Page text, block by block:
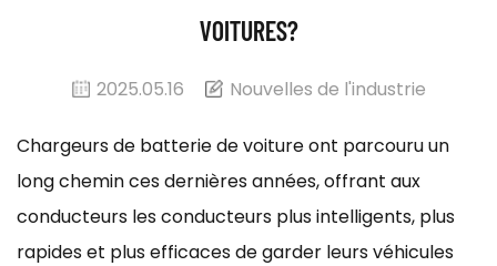
VOITURES?
2025.05.16 Nouvelles de l'industrie
Chargeurs de batterie de voitureont parcouru un
long chemin ces dernières années, offrant aux
conducteurs les conducteurs plus intelligents, plus
rapides et plus efficaces de garder leurs véhicules